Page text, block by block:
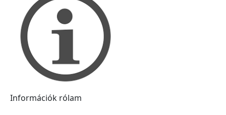
Információk rólam